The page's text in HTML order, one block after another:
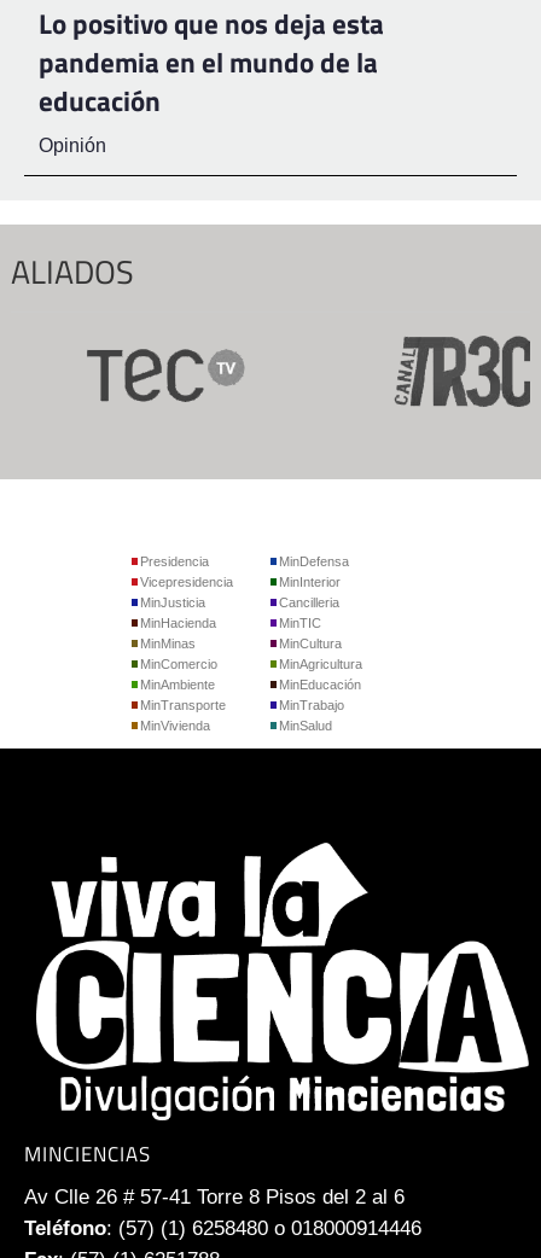
Lo positivo que nos deja esta
pandemia en el mundo de la
educación
Opinión
ALIADOS
Presidencia
Vicepresidencia
MinJusticia
MinDefensa
MinInterior
Cancilleria
MinHacienda
MinMinas
MinComercio
MinTIC
MinCultura
MinAgricultura
MinAmbiente
MinTransporte
MinVivienda
MinEducación
MinTrabajo
MinSalud
MINCIENCIAS
Av Clle 26 # 57-41 Torre 8 Pisos del 2 al 6
Teléfono: (57) (1) 6258480 o 018000914446